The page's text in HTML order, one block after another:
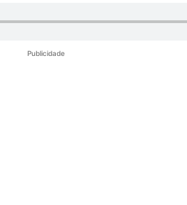
Publicidade